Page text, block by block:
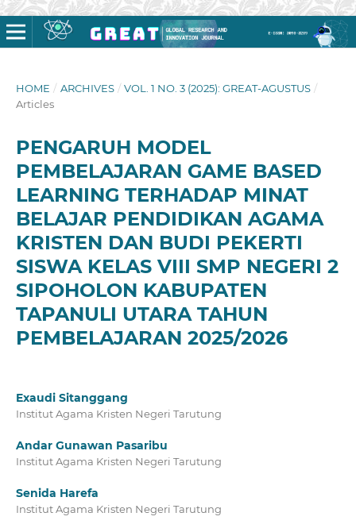
HOME / ARCHIVES / VOL. 1 NO. 3 (2025): GREAT-AGUSTUS /
Articles
PENGARUH MODEL
PEMBELAJARAN GAME BASED
LEARNING TERHADAP MINAT
BELAJAR PENDIDIKAN AGAMA
KRISTEN DAN BUDI PEKERTI
SISWA KELAS VIII SMP NEGERI 2
SIPOHOLON KABUPATEN
TAPANULI UTARA TAHUN
PEMBELAJARAN 2025/2026
Exaudi Sitanggang
Institut Agama Kristen Negeri Tarutung
Andar Gunawan Pasaribu
Institut Agama Kristen Negeri Tarutung
Senida Harefa
Institut Agama Kristen Negeri Tarutung